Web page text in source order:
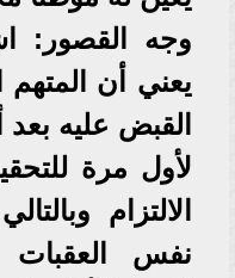
وجه القصور:
يعني أن المتهم
القبض عليه بعد
لأول مرة
الالتزام
نفس العقبات